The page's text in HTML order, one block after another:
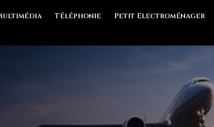
Téléphonie Petit Electroménager